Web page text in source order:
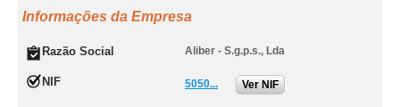
Informações da Empresa
Razão Social Aliber - S.g.p.s., Lda
NIF 5050... Ver NIF